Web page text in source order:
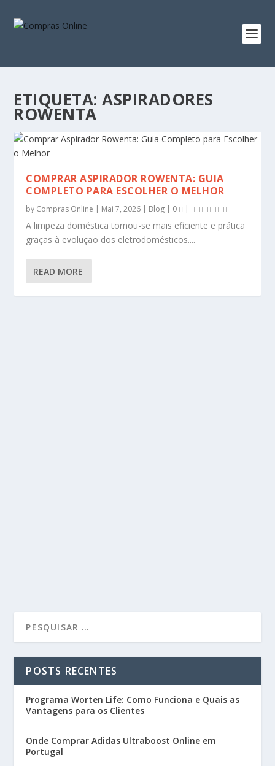
ETIQUETA:ASPIRADORES
ROWENTA
COMPRAR ASPIRADOR ROWENTA: GUIA
COMPLETO PARA ESCOLHER O MELHOR
by Compras Online | Mai 7, 2026 | Blog | 0 |
A limpeza doméstica tornou-se mais eficiente e prática
graças à evolução dos eletrodomésticos....
READ MORE
POSTS RECENTES
Programa Worten Life: Como Funciona e Quais as
Vantagens para os Clientes
Onde Comprar Adidas Ultraboost Online em
Portugal